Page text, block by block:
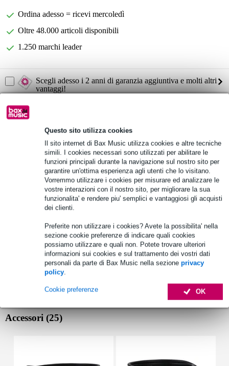
Questo sito utilizza cookies
Il sito internet di Bax Music utilizza cookies e altre tecniche
simili. I cookies necessari sono utilizzati per abilitare le
funzioni principali durante la navigazione sul nostro sito per
garantire un'ottima esperienza agli utenti che lo visitano.
Vorremmo utilizzare i cookies per misurare ed analizzare le
vostre interazioni con il nostro sito, per migliorare la sua
funzionalita' e rendere piu' semplici e vantaggiosi gli acquisti
dei clienti.
Preferite non utilizzare i cookies? Avete la possibilita' nella
sezione cookie preferenze di indicare quali cookies
possiamo utilizzare e quali non. Potete trovare ulteriori
informazioni sui cookies e sul trattamento dei vostri dati
personali da parte di Bax Music nella sezione privacy
policy.
OK
Cookie preferenze
Ordina adesso = ricevi mercoledì
Oltre 48.000 articoli disponibili
1.250 marchi leader
Scegli adesso i 2 anni di garanzia aggiuntiva e molti altri
vantaggi!
Informazioni sul prodotto
Specifiche complete
Vedi anche (5)
Accessori (25)